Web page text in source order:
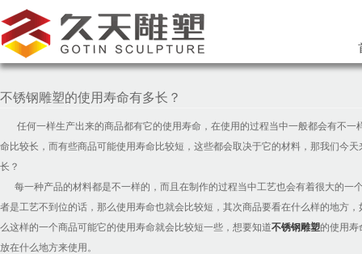
不锈钢雕塑的使用寿命有多长？
任何一样生产出来的商品都有它的使用寿命，在使用的过程当中一般都会有不一
命比较长，而有些商品可能使用寿命比较短，这些都会取决于它的材料，那我们今
长？
每一种产品的材料都是不一样的，而且在制作的过程当中工艺也会有着很大的一
者是工艺不到位的话，那么使用寿命也就会比较短，其次商品要看在什么样的地方
么这样的一个商品可能它的使用寿命就会比较短一些，想要知道不锈钢雕塑的使用寿
放在什么地方来使用。